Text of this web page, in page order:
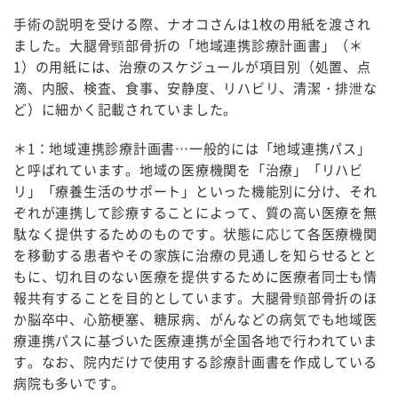
手術の説明を受ける際、ナオコさんは1枚の用紙を渡され
ました。大腿骨頸部骨折の「地域連携診療計画書」（＊
1）の用紙には、治療のスケジュールが項目別（処置、点
滴、内服、検査、食事、安静度、リハビリ、清潔・排泄な
ど）に細かく記載されていました。
＊1：地域連携診療計画書…一般的には「地域連携パス」
と呼ばれています。地域の医療機関を「治療」「リハビ
リ」「療養生活のサポート」といった機能別に分け、それ
ぞれが連携して診療することによって、質の高い医療を無
駄なく提供するためのものです。状態に応じて各医療機関
を移動する患者やその家族に治療の見通しを知らせるとと
もに、切れ目のない医療を提供するために医療者同士も情
報共有することを目的としています。大腿骨頸部骨折のほ
か脳卒中、心筋梗塞、糖尿病、がんなどの病気でも地域医
療連携パスに基づいた医療連携が全国各地で行われていま
す。なお、院内だけで使用する診療計画書を作成している
病院も多いです。